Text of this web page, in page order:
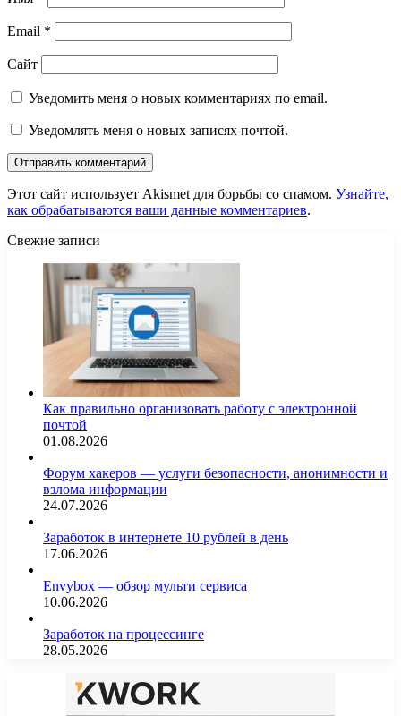
Email *
Сайт
Уведомить меня о новых комментариях по email.
Уведомлять меня о новых записях почтой.
Этот сайт использует Akismet для борьбы со спамом. Узнайте,
как обрабатываются ваши данные комментариев.
Свежие записи
Как правильно организовать работу с электронной
почтой
01.08.2026
Форум хакеров — услуги безопасности, анонимности и
взлома информации
24.07.2026
Заработок в интернете 10 рублей в день
17.06.2026
Envybox — обзор мульти сервиса
10.06.2026
Заработок на процессинге
28.05.2026